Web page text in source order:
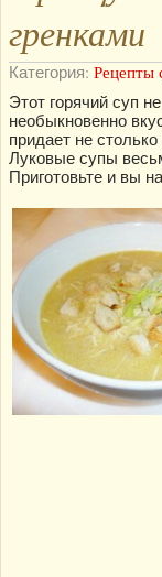
гренками
Категория: Рецепты
Этот горячий суп
необыкновенно
придает не
Луковые супы
Приготовьте и вы